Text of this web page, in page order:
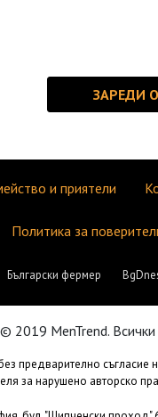
и приятели
Политика за
Български фермер
© 2019 MenTrend. Всички
предварително
за нарушено авторско